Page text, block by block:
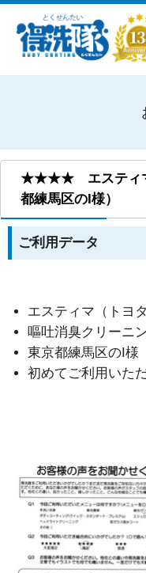
★★★★ エスティマ
都練馬区のI様）
ご利用データ
エスティマ（トヨタ
嘔吐消臭クリーニ
東京都練馬区のI様
初めてご利用いた